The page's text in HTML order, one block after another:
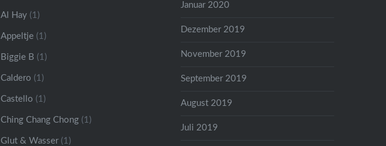
Januar 2020
Dezember 2019
November 2019
September 2019
August 2019
Juli 2019
Al Hay (1)
Appeltje (1)
Biggie B (1)
Caldero (1)
Castello (1)
Ching Chang Chong (1)
Glut & Wasser(1)